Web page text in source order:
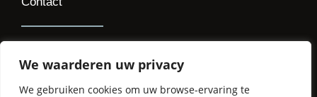
We waarderen uw privacy
We gebruiken cookies om uw browse-ervaring te
r@opthoogmetselwerken.nl